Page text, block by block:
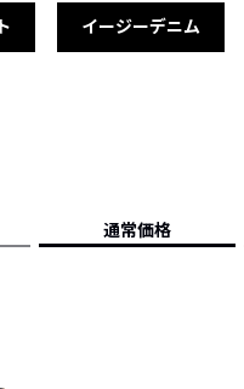
15
特定商
イージーデニム
通常価格